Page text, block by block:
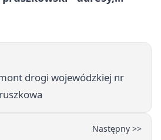
drogi wojewódzkiej nr
Następny >>